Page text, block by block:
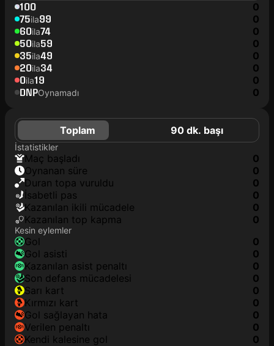
100 0
75ila99 0
60ila74 0
50ila59 0
35ila49 0
20ila34 0
0ila19 0
DNPOynamadı 0
Toplam 90 dk. başı
İstatistikler
maç başladı
0
oynanan süre
0
duran topa vuruldu
0
isabetli pas
0
kazanılan ikili mücadele
0
kazanılan top kapma
0
Kesin eylemler
gol
0
gol asisti
0
kazanılan asist penaltı
0
son defans mücadelesi
0
sarı kart
0
kırmızı kart
0
gol sağlayan hata
0
verilen penaltı
0
kendi kalesine gol
0